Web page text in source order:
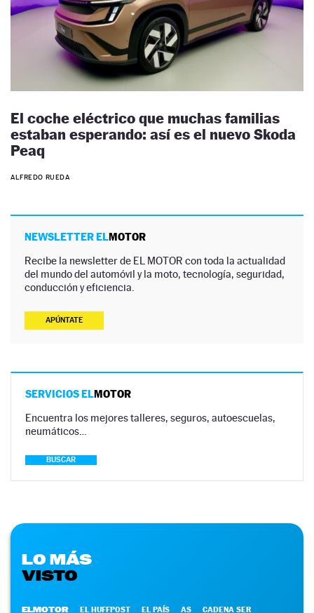
El coche eléctrico que muchas familias
estaban esperando: así es el nuevo Skoda
Peaq
ALFREDO RUEDA
NEWSLETTER ELMOTOR
Recibe la newsletter de EL MOTOR con toda la actualidad
del mundo del automóvil y la moto, tecnología, seguridad,
conducción y eficiencia.
APÚNTATE
SERVICIOS ELMOTOR
Encuentra los mejores talleres, seguros, autoescuelas,
neumáticos…
BUSCAR
LO MÁS
VISTO
ELMOTOR EL HUFFPOST EL PAÍS AS CADENA SER